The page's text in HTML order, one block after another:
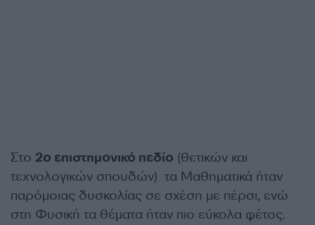
Στο 2ο επιστημονικό πεδίο (θετικών και
τεχνολογικών σπουδών) τα Μαθηματικά ήταν
παρόμοιας δυσκολίας σε σχέση με πέρσι, ενώ
στη Φυσική τα θέματα ήταν πιο εύκολα φέτος.